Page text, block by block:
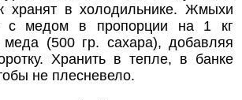
хранят в холодильнике. Жмыхи
с медом в пропорции на 1 кг
(500 гр. сахара), добавляя
Хранить в тепле, в банке
не плесневело.